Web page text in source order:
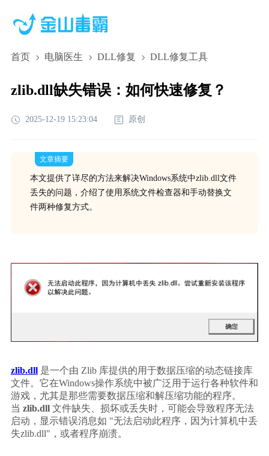
首页 电脑医生 DLL修复 DLL修复工具
zlib.dll缺失错误：如何快速修复？
2025-12-19 15:23:04 原创
文章摘要
本文提供了详尽的方法来解决Windows系统中zlib.dll文件
丢失的问题，介绍了使用系统文件检查器和手动替换文
件两种修复方式。
zlib.dll 是一个由 Zlib 库提供的用于数据压缩的动态链接库
文件。它在Windows操作系统中被广泛用于运行各种软件和
游戏，尤其是那些需要数据压缩和解压缩功能的程序。
当 zlib.dll 文件缺失、损坏或丢失时，可能会导致程序无法
启动，显示错误消息如 "无法启动此程序，因为计算机中丢
失zlib.dll"，或者程序崩溃。